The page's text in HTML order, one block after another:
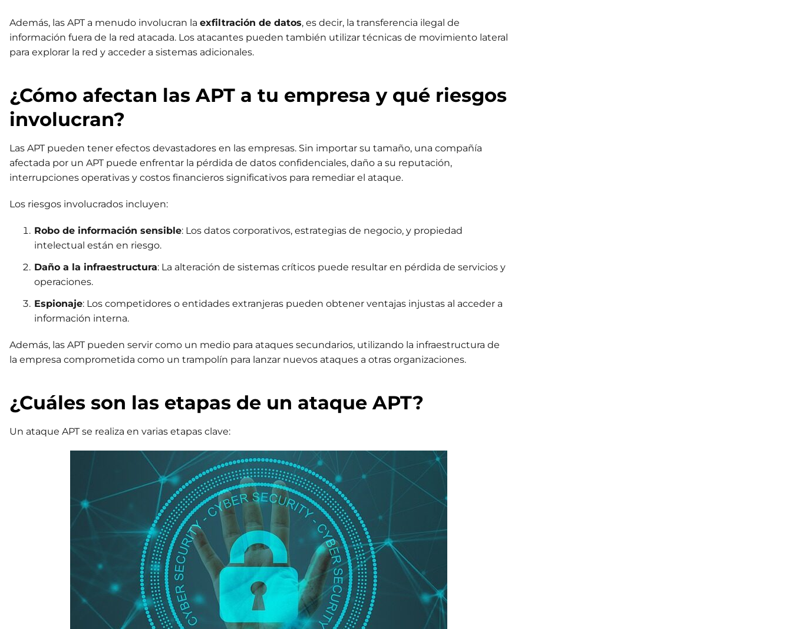
Además, las APT a menudo involucran la exfiltración de datos, es decir, la transferencia ilegal de
información fuera de la red atacada. Los atacantes pueden también utilizar técnicas de movimiento lateral
para explorar la red y acceder a sistemas adicionales.
¿Cómo afectan las APT a tu empresa y qué riesgos
involucran?
Las APT pueden tener efectos devastadores en las empresas. Sin importar su tamaño, una compañía
afectada por un APT puede enfrentar la pérdida de datos confidenciales, daño a su reputación,
interrupciones operativas y costos financieros significativos para remediar el ataque.
Los riesgos involucrados incluyen:
Robo de información sensible: Los datos corporativos, estrategias de negocio, y propiedad
intelectual están en riesgo.
Daño a la infraestructura: La alteración de sistemas críticos puede resultar en pérdida de servicios y
operaciones.
Espionaje: Los competidores o entidades extranjeras pueden obtener ventajas injustas al acceder a
información interna.
Además, las APT pueden servir como un medio para ataques secundarios, utilizando la infraestructura de
la empresa comprometida como un trampolín para lanzar nuevos ataques a otras organizaciones.
¿Cuáles son las etapas de un ataque APT?
Un ataque APT se realiza en varias etapas clave: